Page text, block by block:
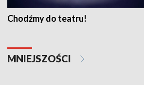
Chodźmy do teatru!
MNIEJSZOŚCI